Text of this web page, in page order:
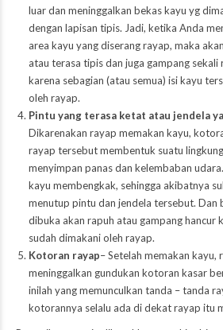
luar dan meninggalkan bekas kayu yg
dengan lapisan tipis. Jadi, ketika Anda
area kayu yang diserang rayap, maka
atau terasa tipis dan juga gampang
karena sebagian (atau semua) isi kayu
oleh rayap.
Pintu yang terasa ketat atau jendela
Dikarenakan rayap memakan kayu,
rayap tersebut membentuk suatu
menyimpan panas dan kelembaban
kayu membengkak, sehingga akibatnya
menutup pintu dan jendela tersebut. Dan
dibuka akan rapuh atau gampang hancur
sudah dimakani oleh rayap.
Kotoran rayap– Setelah memakan kayu,
meninggalkan gundukan kotoran kasar
inilah yang memunculkan tanda – tanda
kotorannya selalu ada di dekat rayap itu